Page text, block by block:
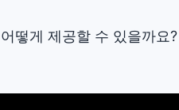
떻게 제공할 수 있을까요